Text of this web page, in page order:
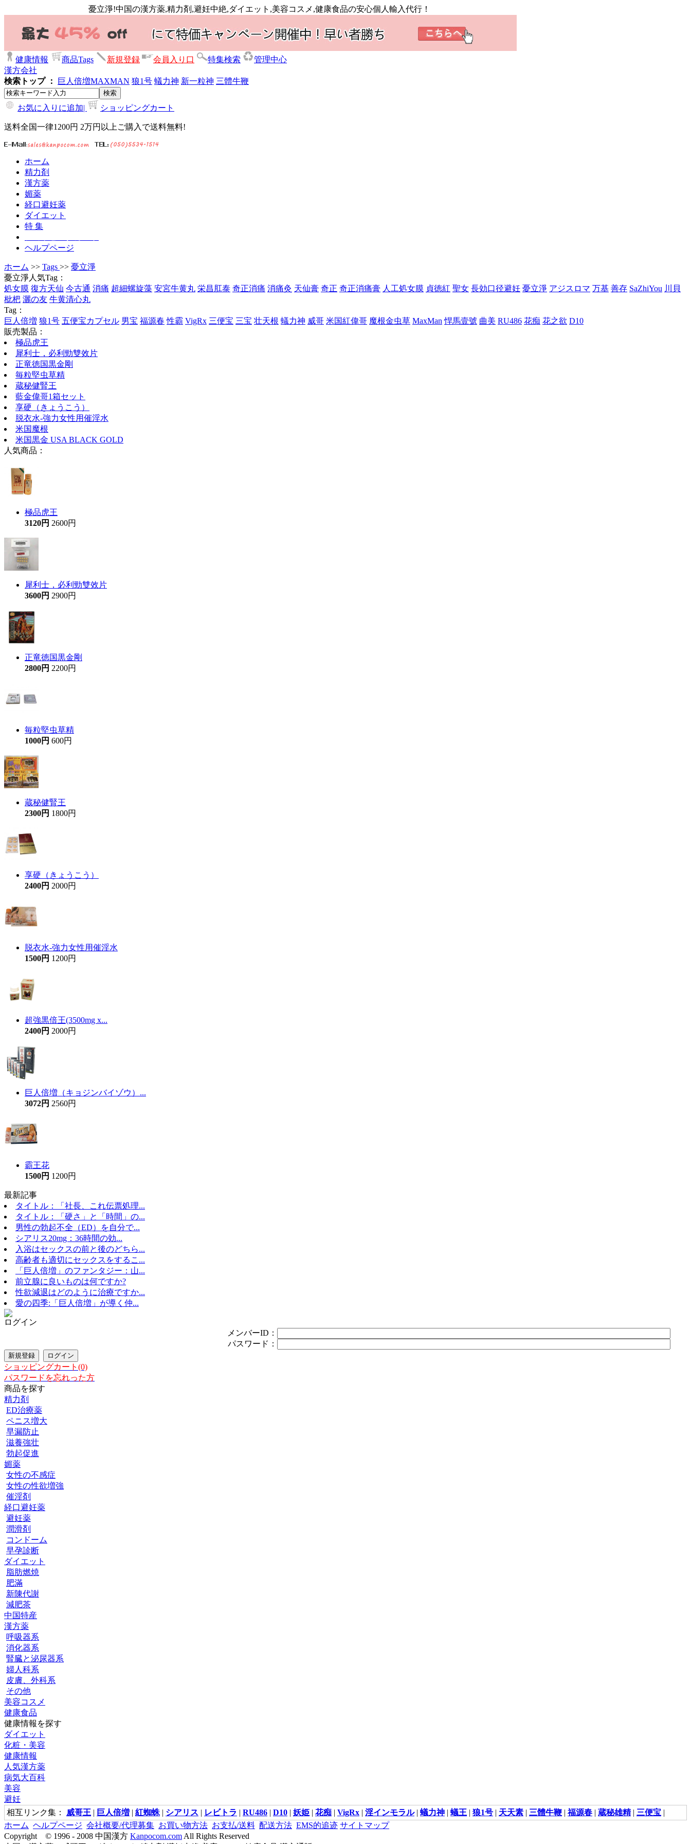
憂立淨!中国の漢方薬,精力剤,避妊中絶,ダイエット,美容コスメ,健康食品の安心個人輸入代行！
健康情報 商品Tags 新規登録 会員入り口 特集検索
管理中心
漢方会社
検索トップ ：
巨人倍増MAXMAN 狼1号 蟻力神 新一粒神 三體牛鞭
お気に入りに追加| ショッピングカート
送料全国一律1200円 2万円以上ご購入で送料無料!
ホーム
精力剤
漢方薬
媚薬
経口避妊薬
ダイエット
特 集
ヘルプページ
ホーム >> Tags >> 憂立淨
憂立淨人気Tag：
処女膜 復方天仙 今古通 消痛 超細螺旋藻 安宮牛黄丸 栄昌肛泰 奇正消痛 消痛灸 天仙膏 奇正 奇正消痛膏 人工処女膜 貞徳紅 聖女 長効口径避妊 憂立淨 アジスロマ 万基 善存 SaZhiYou 川貝
枇杷 灑の友 牛黄清心丸
Tag：
巨人倍増 狼1号 五便宝カプセル 男宝 福源春 性霸 VigRx 三便宝 三宝 壮天根 蟻力神 威哥 米国紅偉哥 魔根金虫草 MaxMan 悍馬壹號 曲美 RU486 花痴 花之欲 D10
販売製品：
極品虎王
犀利士，必利勁雙效片
正竜徳国黒金剛
毎粒堅虫草精
蔵秘健腎王
藍金偉哥1箱セット
享硬（きょうこう）
脱衣水-強力女性用催淫水
米国魔根
米国黒金 USA BLACK GOLD
人気商品：
極品虎王
3120円 2600円
犀利士，必利勁雙效片
3600円 2900円
正竜徳国黒金剛
2800円 2200円
毎粒堅虫草精
1000円 600円
蔵秘健腎王
2300円 1800円
享硬（きょうこう）
2400円 2000円
脱衣水-強力女性用催淫水
1500円 1200円
超強黒倍王(3500mg x...
2400円 2000円
巨人倍増（キョジンバイゾウ）...
3072円 2560円
霸王花
1500円 1200円
最新記事
タイトル：「社長、これ伝票処理...
タイトル：「硬さ」と「時間」の...
男性の勃起不全（ED）を自分で...
シアリス20mg：36時間の効...
入浴はセックスの前と後のどちら...
高齢者も適切にセックスをするこ...
「巨人倍増」のファンタジー：山...
前立腺に良いものは何ですか?
性欲減退はどのように治療ですか...
愛の四季:「巨人倍増」が導く仲...
ログイン
メンバーID：
パスワード：
ショッピングカート(0)
パスワードを忘れった方
商品を探す
精力剤
ED治療薬
ペニス増大
早漏防止
滋養強壮
勃起促進
媚薬
女性の不感症
女性の性欲増強
催淫剤
経口避妊薬
避妊薬
潤滑剤
コンドーム
早孕診断
ダイエット
脂肪燃焼
肥滿
新陳代謝
減肥茶
中国特産
漢方薬
呼吸器系
消化器系
腎臓と泌尿器系
婦人科系
皮膚、外科系
その他
美容コスメ
健康食品
健康情報を探す
ダイエット
化粧・美容
健康情報
人気漢方薬
病気大百科
美容
避妊
相互リンク集： 威哥王 | 巨人倍増 | 紅蜘蛛 | シアリス | レビトラ | RU486 | D10 | 妖姫 | 花痴 | VigRx | 淫インモラル| 蟻力神 | 蟻王 | 狼1号 | 天天素 | 三體牛鞭 |福源春 | 蔵秘雄精| 三便宝 |
ホーム ヘルプページ 会社概要/代理募集 お買い物方法 お支払/送料 配送方法 EMS的追迹 サイトマップ
Copyright © 1996 - 2008 中国漢方 Kanpocom.com All Rights Reserved